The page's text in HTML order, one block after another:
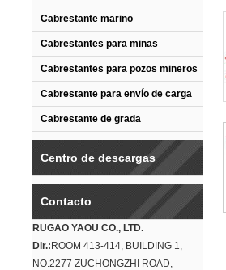
Cabrestante marino
Cabrestantes para minas
Cabrestantes para pozos mineros
Cabrestante para envío de carga
Cabrestante de grada
Centro de descargas
Contacto
RUGAO YAOU CO., LTD.
Dir.: ROOM 413-414, BUILDING 1,
NO.2277 ZUCHONGZHI ROAD,